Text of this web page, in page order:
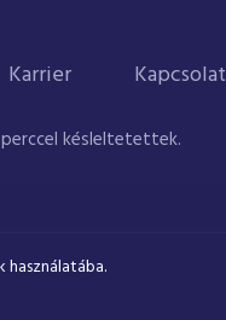
Karrier Kapcsolat
perccel késleltetettek.